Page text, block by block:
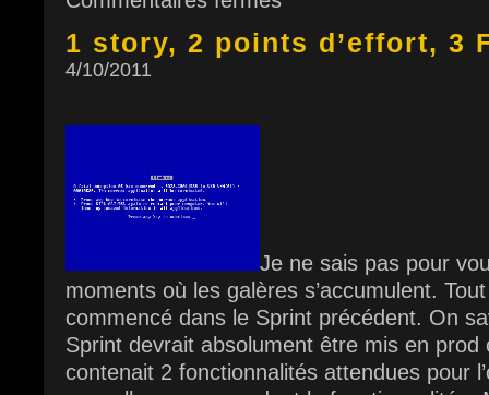
1 story, 2 points d’effort, 3
4/10/2011
Je ne sais pas pour
moments où les galères s’accumulent.
commencé dans le Sprint précédent. On
Sprint devrait absolument être mis en prod
contenait 2 fonctionnalités attendues pour